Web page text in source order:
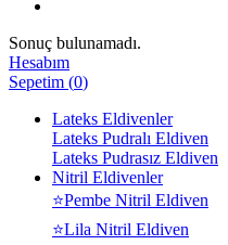
Sonuç bulunamadı.
Hesabım
Sepetim (0)
Lateks Eldivenler
Lateks Pudralı Eldiven
Lateks Pudrasız Eldiven
Nitril Eldivenler
⭐Pembe Nitril Eldiven
⭐Lila Nitril Eldiven